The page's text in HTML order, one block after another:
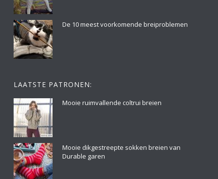
De 10 meest voorkomende breiproblemen
LAATSTE PATRONEN:
Mooie ruimvallende coltrui breien
Mooie dikgestreepte sokken breien van
Durable garen